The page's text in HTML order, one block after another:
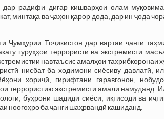
дар радифи дигар кишварҳои олам
минтақа ва ҷаҳон қарор дода, дар ин ҷода
Ҷумҳурии Тоҷикистон дар вартаи ҷанги
гурӯҳҳои террористӣ ва экстремистӣ
навтаъсис амалҳои тахрибкоронаи
нисбат ба ходимони сиёсиву давлатӣ,
хориҷӣ, гирифтани гаравгонон,
террористию экстремистӣ амалӣ намуданд.
буҳрони шадиди сиёсӣ, иқтисодӣ ва
ноогоҳро ба ҷанги шаҳрвандӣ кашиданд.